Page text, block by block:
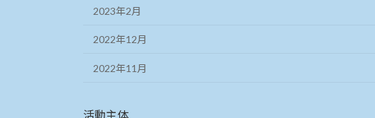
2023年2月
2022年12月
2022年11月
活動主体